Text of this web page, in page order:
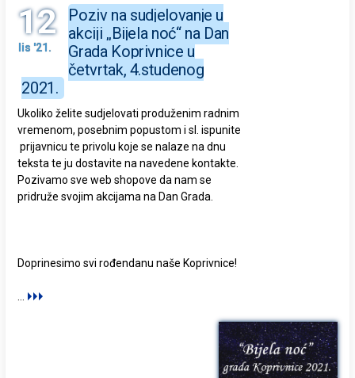
12
lis '21.
Poziv na sudjelovanje u
akciji „Bijela noć“ na Dan
Grada Koprivnice u
četvrtak, 4.studenog
2021.
Ukoliko želite sudjelovati produženim radnim
vremenom, posebnim popustom i sl. ispunite
prijavnicu te privolu koje se nalaze na dnu
teksta te ju dostavite na navedene kontakte.
Pozivamo sve web shopove da nam se
pridruže svojim akcijama na Dan Grada.
Doprinesimo svi rođendanu naše Koprivnice!